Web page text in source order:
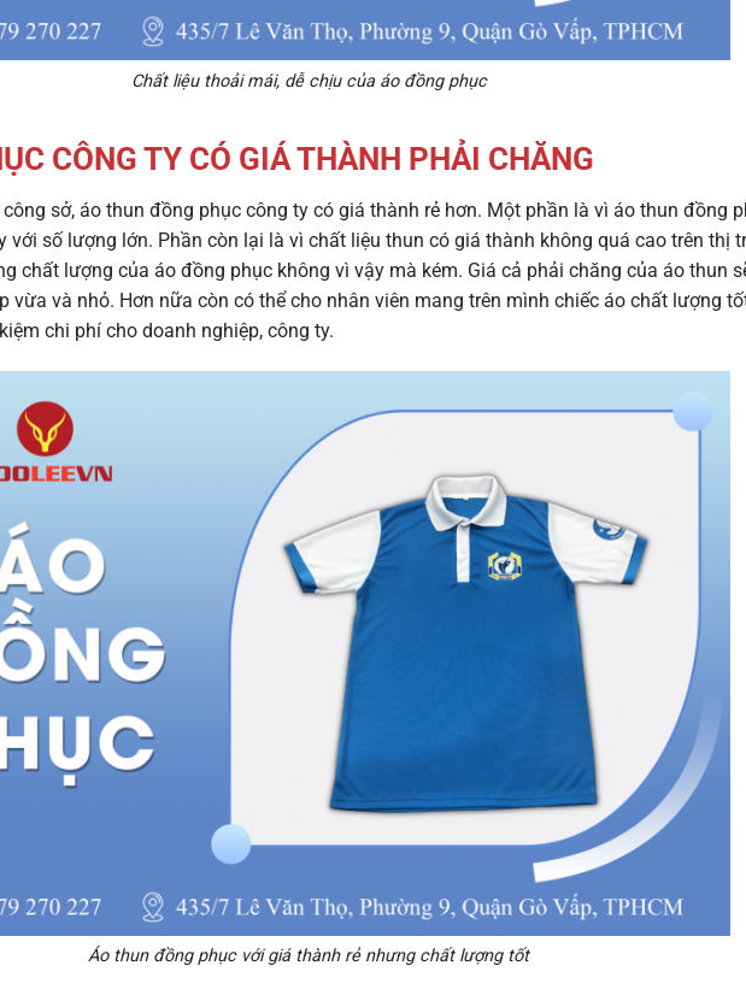
Chất liệu thoải mái, dễ chịu của áo đồng phục
CÔNG TY CÓ GIÁ THÀNH PHẢI CHĂNG
sở, áo thun đồng phục công ty có giá thành rẻ hơn. Một phần là vì áo thun đồng
với số lượng lớn. Phần còn lại là vì chất liệu thun có giá thành không quá cao trên thị
chất lượng của áo đồng phục không vì vậy mà kém. Giá cả phải chăng của áo thun
vừa và nhỏ. Hơn nữa còn có thể cho nhân viên mang trên mình chiếc áo chất lượng
chi phí cho doanh nghiệp, công ty.
Áo thun đồng phục với giá thành rẻ nhưng chất lượng tốt